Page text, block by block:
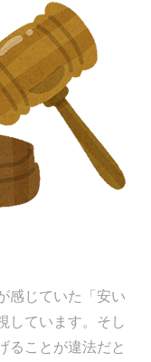
感じていた「安い
しています。そし
ることが違法だと